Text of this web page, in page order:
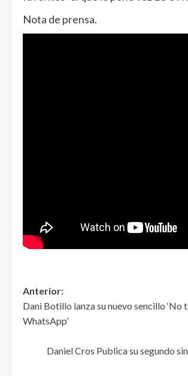
Nota de prensa.
Anterior:
Dani Botillo lanza su nuevo sencillo ‘No
WhatsApp’
Daniel Cros Publica su segundo